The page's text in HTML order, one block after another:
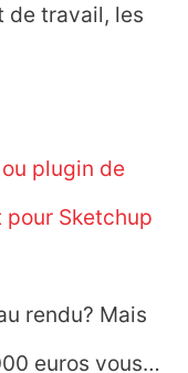
de travail, les
plugin de
Sketchup
rendu? Mais
euros vous…